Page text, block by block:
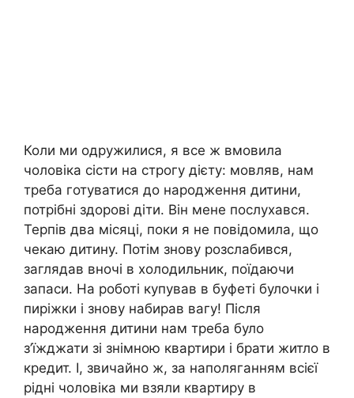
Коли ми одружилися, я все ж вмовила
чоловіка сісти на строгу дієту: мовляв, нам
треба готуватися до народження дитини,
потрібні здорові діти. Він мене послухався.
Терпів два місяці, поки я не повідомила, що
чекаю дитину. Потім знову розслабився,
заглядав вночі в холодильник, поїдаючи
запаси. На роботі купував в буфеті булочки і
пиріжки і знову набирав вагу! Після
народження дитини нам треба було
з’їжджати зі знімною квартири і брати житло в
кредит. І, звичайно ж, за наполяганням всієї
рідні чоловіка ми взяли квартиру в